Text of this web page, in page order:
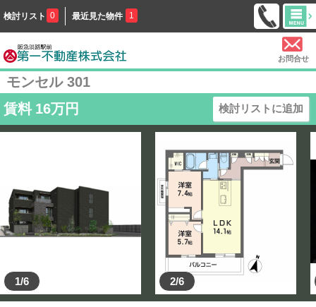
検討リスト 0 最近見た物件 1
お問合せ
モンセル 301
賃料 16万円 検討リストに追加
1/6 2/6